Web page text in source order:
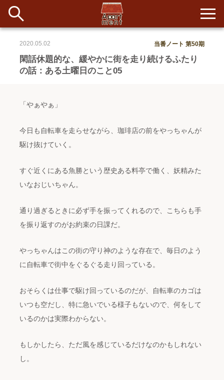
#旅
#日記 #暮らし #生活 #留学 #考え事 #音楽
イベント&ショップ
寄付について
新着
入居者一覧
閑話休題的な、緩やかに街を走り続けるふたり
の話：ある土曜日のこと05
2020.05.02 当番ノート 第50期
「やぁやぁ」
今日も自転車を走らせながら、珈琲店の前をやっちゃんが
駆け抜けていく。
すぐ近くにある魚勝という歴史ある料亭で働く、妖精みた
いなおじいちゃん。
通り過ぎるときに必ず手を振ってくれるので、こちらも手
を振り返すのがお約束の日課だ。
やっちゃんはこの街の守り神のような存在で、毎日のよう
に自転車で街中をぐるぐる走り回っている。
おそらくは仕事で駆け回っているのだが、自転車のカゴは
いつも空だし、特に急いでいる様子もないので、何をして
いるのかは実際わからない。
もしかしたら、ただ風を感じているだけなのかもしれない
し。